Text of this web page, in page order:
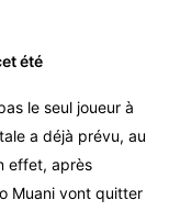
été
le seul joueur à
a déjà prévu, au
effet, après
Muani vont quitter